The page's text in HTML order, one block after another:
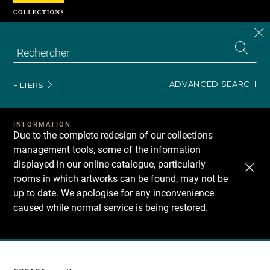
FILTERS ADVANCED SEARCH
INFORMATION
Due to the complete redesign of our collections
management tools, some of the information
displayed in our online catalogue, particularly
rooms in which artworks can be found, may not be
up to date. We apologise for any inconvenience
caused while normal service is being restored.
Recherche
Cookies management panel